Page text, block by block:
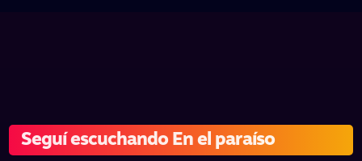
Seguí escuchando En el paraíso